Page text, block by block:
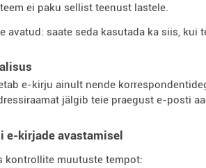
ei paku sellist teenust lastele.
avatud: saate seda kasutada ka siis, kui
e-kirju ainult nende
jälgib teie praegust e-posti
e-kirjade avastamisel
kontrollite muutuste tempot: